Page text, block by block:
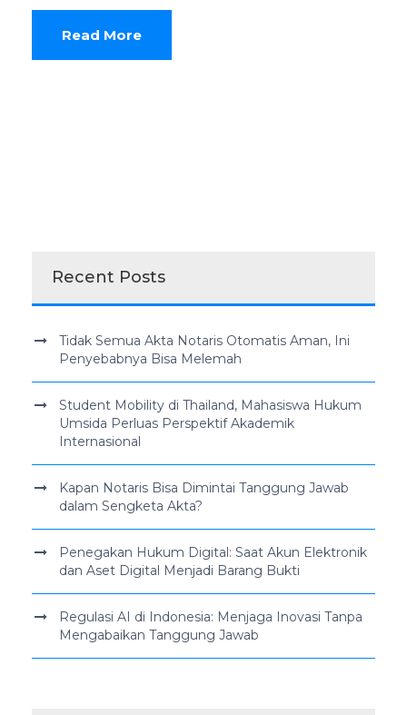
Read More
Recent Posts
Tidak Semua Akta Notaris Otomatis Aman, Ini
Penyebabnya Bisa Melemah
Student Mobility di Thailand, Mahasiswa Hukum
Umsida Perluas Perspektif Akademik
Internasional
Kapan Notaris Bisa Dimintai Tanggung Jawab
dalam Sengketa Akta?
Penegakan Hukum Digital: Saat Akun Elektronik
dan Aset Digital Menjadi Barang Bukti
Regulasi AI di Indonesia: Menjaga Inovasi Tanpa
Mengabaikan Tanggung Jawab